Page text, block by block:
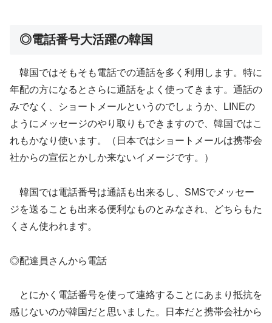
◎電話番号大活躍の韓国
韓国ではそもそも電話での通話を多く利用します。特に
年配の方になるとさらに通話をよく使ってきます。通話の
みでなく、ショートメールというのでしょうか、LINEの
ようにメッセージのやり取りもできますので、韓国ではこ
れもかなり使います。（日本ではショートメールは携帯会
社からの宣伝とかしか来ないイメージです。）
韓国では電話番号は通話も出来るし、SMSでメッセー
ジを送ることも出来る便利なものとみなされ、どちらもた
くさん使われます。
◎配達員さんから電話
とにかく電話番号を使って連絡することにあまり抵抗を
感じないのが韓国だと思いました。日本だと携帯会社から